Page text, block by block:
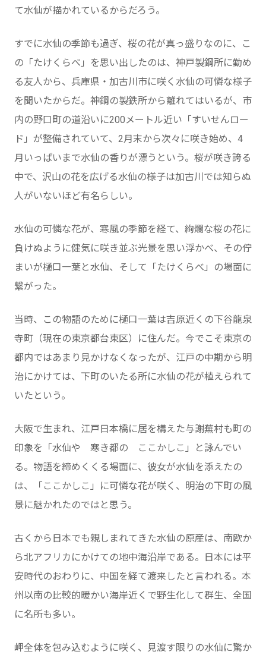
て水仙が描かれているからだろう。
すでに水仙の季節も過ぎ、桜の花が真っ盛りなのに、こ
の「たけくらべ」を思い出したのは、神戸製鋼所に勤め
る友人から、兵庫県・加古川市に咲く水仙の可憐な様子
を聞いたからだ。神鋼の製鉄所から離れてはいるが、市
内の野口町の道沿いに200メートル近い「すいせんロー
ド」が整備されていて、2月末から次々に咲き始め、4
月いっぱいまで水仙の香りが漂うという。桜が咲き誇る
中で、沢山の花を広げる水仙の様子は加古川では知らぬ
人がいないほど有名らしい。
水仙の可憐な花が、寒風の季節を経て、絢爛な桜の花に
負けぬように健気に咲き並ぶ光景を思い浮かべ、その佇
まいが樋口一葉と水仙、そして「たけくらべ」の場面に
繋がった。
当時、この物語のために樋口一葉は吉原近くの下谷龍泉
寺町（現在の東京都台東区）に住んだ。今でこそ東京の
都内ではあまり見かけなくなったが、江戸の中期から明
治にかけては、下町のいたる所に水仙の花が植えられて
いたという。
大阪で生まれ、江戸日本橋に居を構えた与謝蕪村も町の
印象を「水仙や 寒き都の ここかしこ」と詠んでい
る。物語を締めくくる場面に、彼女が水仙を添えたの
は、「ここかしこ」に可憐な花が咲く、明治の下町の風
景に魅かれたのではと思う。
古くから日本でも親しまれてきた水仙の原産は、南欧か
ら北アフリカにかけての地中海沿岸である。日本には平
安時代のおわりに、中国を経て渡来したと言われる。本
州以南の比較的暖かい海岸近くで野生化して群生、全国
に名所も多い。
岬全体を包み込むように咲く、見渡す限りの水仙に驚か